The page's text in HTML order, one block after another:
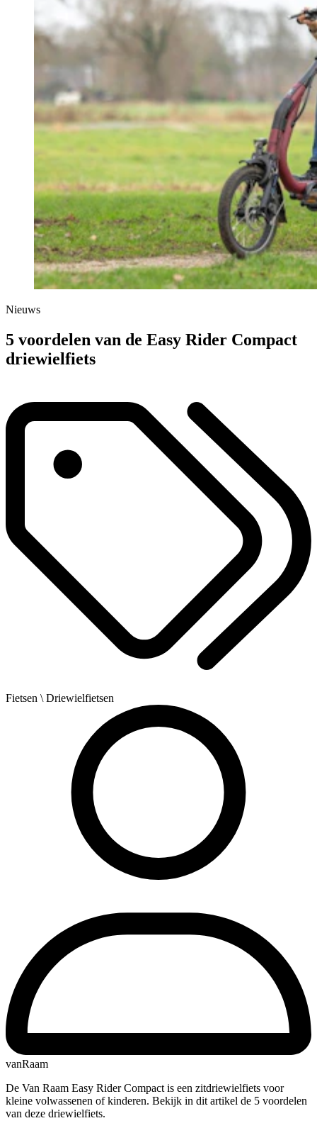
Nieuws
5 voordelen van de Easy Rider Compact
driewielfiets
Fietsen \ Driewielfietsen
vanRaam
De Van Raam Easy Rider Compact is een zitdriewielfiets voor
kleine volwassenen of kinderen. Bekijk in dit artikel de 5 voordelen
van deze driewielfiets.